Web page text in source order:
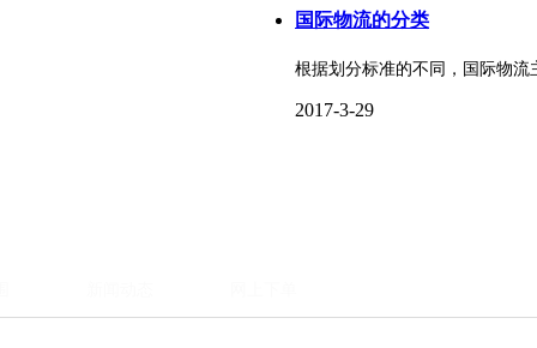
国际物流的分类
根据划分标准的不同，国际物
2017-3-29